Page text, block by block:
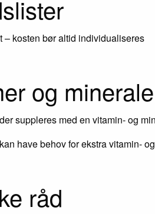
– kosten bør altid individualiseres
og
suppleres med en vitamin- og
have behov for ekstra vitamin-
råd